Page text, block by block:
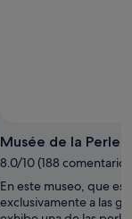
Musée de la Perle
8.0/10 (188
En este museo, que
exclusivamente a las